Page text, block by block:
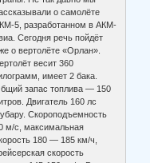
о самолёте
5, разработанном в АКМ-
Сегодня речь пойдёт
о вертолёте «Орлан».
весит 360
имеет 2 бака.
запас топлива — 150
Двигатель 160 лс
Скороподъемность
м/с, максимальная
180 — 185 км/ч,
скорость